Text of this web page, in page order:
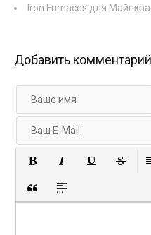
Iron Furnaces для
Добавить комментарий
Вставка цитаты
Вставка